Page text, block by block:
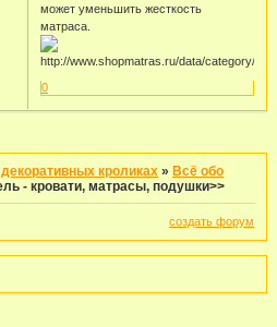
может уменьшить жесткость
матраса.
0
кроликах » Всё обо
- кровати, матрасы, подушки>>
создать форум